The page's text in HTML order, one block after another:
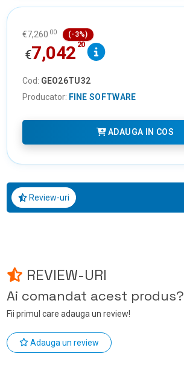
€7,260 00 (-3%)
€7,04220
Cod: GEO26TU32
Producator: FINE SOFTWARE
ADAUGA IN COS
Review-uri
REVIEW-URI
Ai comandat acest produs?
Fii primul care adauga un review!
Adauga un review